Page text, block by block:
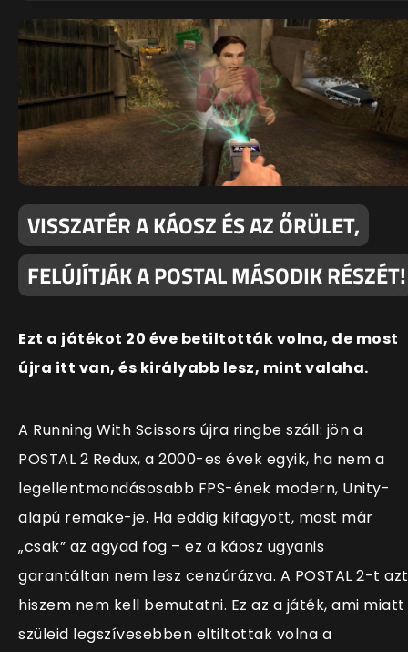
VISSZATÉR A KÁOSZ ÉS AZ ŐRÜLET,
FELÚJÍTJÁK A POSTAL MÁSODIK RÉSZÉT!
Ezt a játékot 20 éve betiltották volna, de most
újra itt van, és királyabb lesz, mint valaha.
A Running With Scissors újra ringbe száll: jön a
POSTAL 2 Redux, a 2000-es évek egyik, ha nem a
legellentmondásosabb FPS-ének modern, Unity-
alapú remake-je. Ha eddig kifagyott, most már
„csak” az agyad fog – ez a káosz ugyanis
garantáltan nem lesz cenzúrázva. A POSTAL 2-t azt
hiszem nem kell bemutatni. Ez az a játék, ami miatt
szüleid legszívesebben eltiltottak volna a